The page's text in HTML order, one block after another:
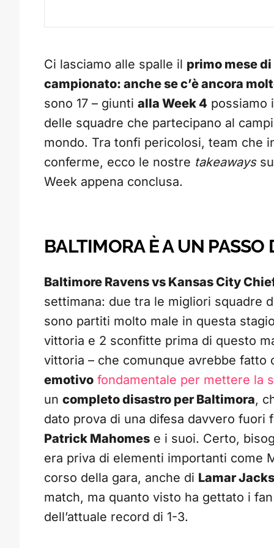
Ci lasciamo alle spalle il primo mese di
campionato: anche se c’è ancora
sono 17 – giunti alla Week 4 possiamo
delle squadre che partecipano al
mondo. Tra tonfi pericolosi, team che
conferme, ecco le nostre takeaways
Week appena conclusa.
BALTIMORA È A UN PASSO
Baltimore Ravens vs Kansas City
settimana: due tra le migliori squadre
sono partiti molto male in questa
vittoria e 2 sconfitte prima di questo
vittoria – che comunque avrebbe
emotivo fondamentale per mettere la
un completo disastro per Baltimora,
dato prova di una difesa davvero
Patrick Mahomes e i suoi. Certo,
era priva di elementi importanti come
corso della gara, anche di Lamar
match, ma quanto visto ha gettato i
dell’attuale record di 1-3.